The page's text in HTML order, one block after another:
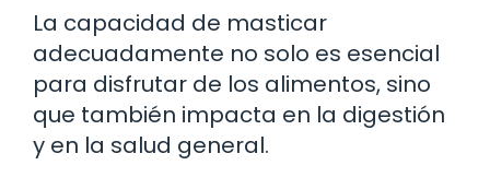
La capacidad de masticar
adecuadamente no solo es esencial
para disfrutar de los alimentos, sino
que también impacta en la digestión
y en la salud general.